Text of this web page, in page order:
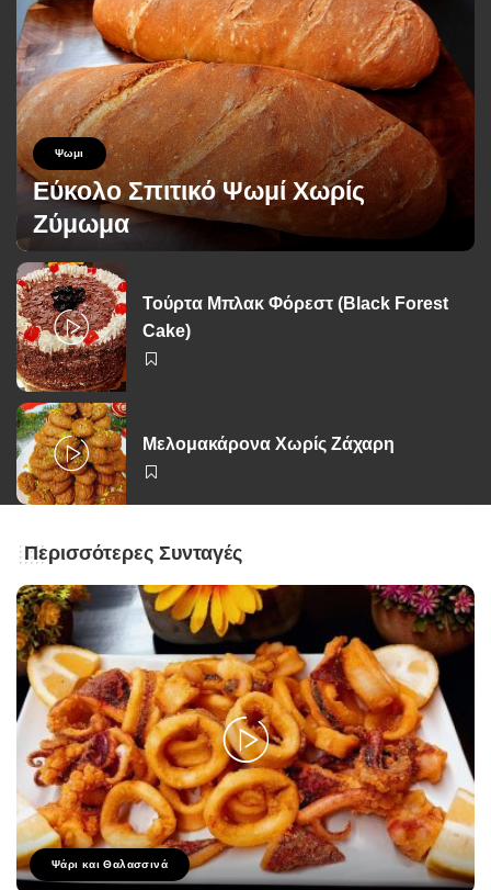
Ψωμι
Εύκολο Σπιτικό Ψωμί Χωρίς
Ζύμωμα
Posted
by
George Zolis
Τούρτα Μπλακ Φόρεστ (Black Forest
Cake)
Μελομακάρονα Χωρίς Ζάχαρη
Περισσότερες Συνταγές
Ψάρι και Θαλασσινά